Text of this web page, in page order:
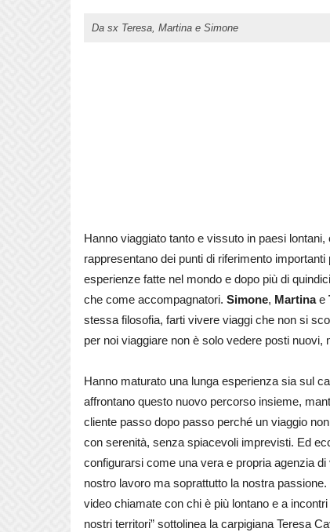
Da sx Teresa, Martina e Simone
Hanno viaggiato tanto e vissuto in paesi
rappresentano dei punti di riferimento importanti
esperienze fatte nel mondo e dopo più di
che come accompagnatori.Simone, Martinae
stessa filosofia, farti vivere viaggi che non si
per noi viaggiare non è solo vedere posti
Hanno maturato una lunga esperienza sia sul
affrontano questo nuovo percorso insieme,
cliente passo dopo passo perché un viaggio
con serenità, senza spiacevoli imprevisti. Ed
configurarsi come una vera e propria agenzia
nostro lavoro ma soprattutto la nostra
video chiamate con chi è più lontano e a
nostri territori” sottolinea la carpigiana Teresa